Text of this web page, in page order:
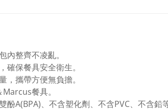
內整齊不凌亂。
確保餐具安全衛生。
，攜帶方便無負擔。
餐具。
A(BPA)、不含塑化劑、不含PVC、不含鉛